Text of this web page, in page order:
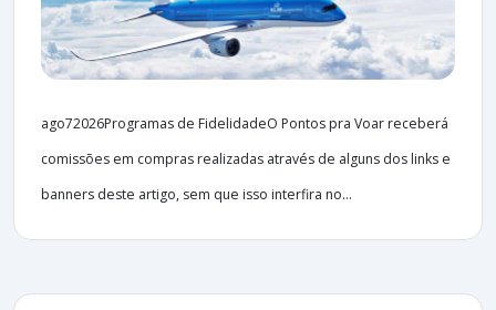
ago72026Programas de FidelidadeO Pontos pra Voar receberá
comissões em compras realizadas através de alguns dos links e
banners deste artigo, sem que isso interfira no...